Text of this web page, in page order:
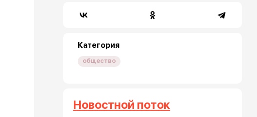
Категория
общество
Новостной поток